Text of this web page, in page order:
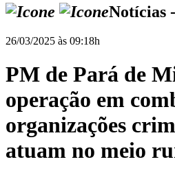
Notícias
26/03/2025 às 09:18h
PM de Pará de
operação em
organizações
atuam no meio